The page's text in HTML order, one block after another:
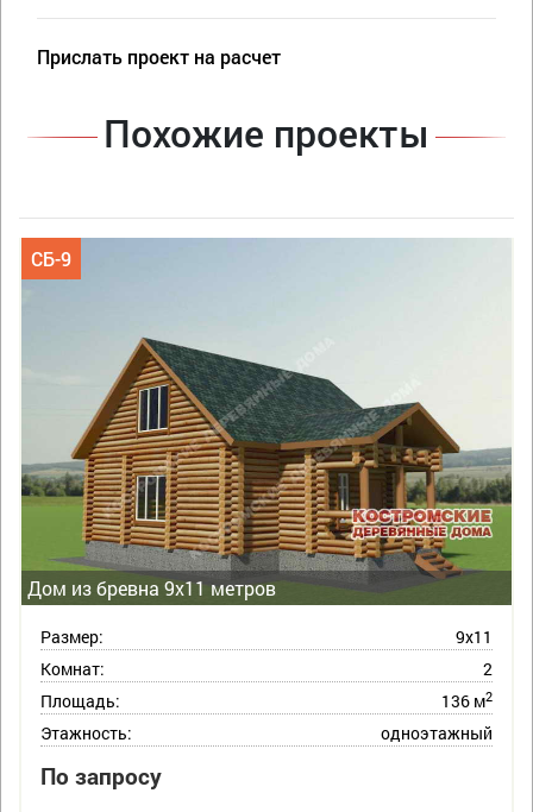
Прислать проект на расчет
Похожие проекты
Дом из бревна 9х11 метров
СБ-9
Размер:
9х11
Комнат:
2
Площадь:
136 м2
Этажность: одноэтажный
По запросу